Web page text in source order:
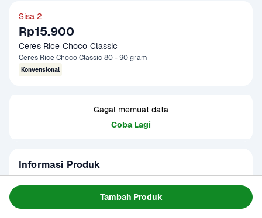
Tambah Produk
Sisa 2
Rp15.900
Ceres Rice Choco Classic
Ceres Rice Choco Classic 80 - 90 gram
Konvensional
Gagal memuat data
Coba Lagi
Informasi Produk
Ceres Rice Choco Classic 80–90 gram adalah meses
dari cokelat berkualitas tinggi. Dengan rasa manis dan